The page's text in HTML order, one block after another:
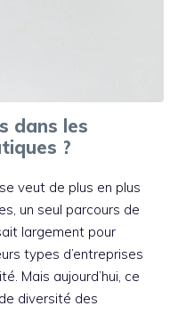
dans les
?
veut de plus en plus
un seul parcours de
largement pour
types d’entreprises
Mais aujourd’hui, ce
diversité des